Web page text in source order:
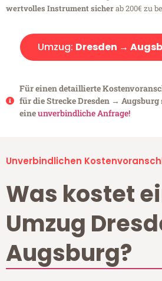
wertvolles Instrument sicherab 200€ zu
Umzug: Dresden →
Für einen detaillierte
für die Strecke Dresden →
eineunverbindliche Anfrage!
Unverbindlichen
Was kostet
Umzug
Augsburg?